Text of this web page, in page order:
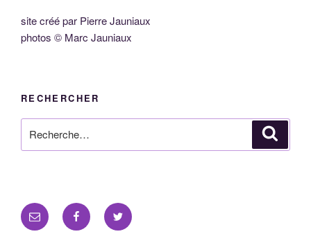
site créé par Pierre Jauniaux
photos © Marc Jauniaux
RECHERCHER
pour
E-
mail
FacebookTwitter